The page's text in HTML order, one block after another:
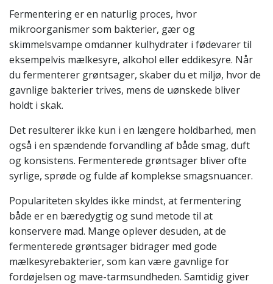
Fermentering er en naturlig proces, hvor
mikroorganismer som bakterier, gær og
skimmelsvampe omdanner kulhydrater i fødevarer til
eksempelvis mælkesyre, alkohol eller eddikesyre. Når
du fermenterer grøntsager, skaber du et miljø, hvor de
gavnlige bakterier trives, mens de uønskede bliver
holdt i skak.
Det resulterer ikke kun i en længere holdbarhed, men
også i en spændende forvandling af både smag, duft
og konsistens. Fermenterede grøntsager bliver ofte
syrlige, sprøde og fulde af komplekse smagsnuancer.
Populariteten skyldes ikke mindst, at fermentering
både er en bæredygtig og sund metode til at
konservere mad. Mange oplever desuden, at de
fermenterede grøntsager bidrager med gode
mælkesyrebakterier, som kan være gavnlige for
fordøjelsen og mave-tarmsundheden. Samtidig giver